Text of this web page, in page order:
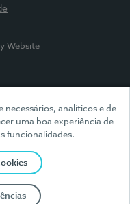
necessários, analíticos e de
uma boa experiência de
funcionalidades.
Website